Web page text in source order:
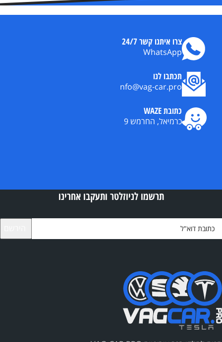
צרו איתנו קשר 24/7
WhatsApp
תכתבו לנו
nfo@vag-car.pro
כתובת WAZE
כרמיאל, החרמש 9
תרשמו לניוזלטר ותעקבו אחרינו